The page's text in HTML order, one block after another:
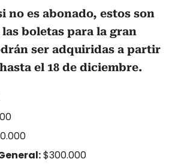
no es abonado, estos son
boletas para la gran
ser adquiridas a partir
el 18 de diciembre.
$300.000